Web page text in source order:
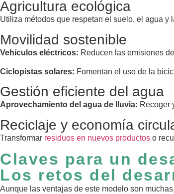
Agricultura ecológica
Utiliza métodos que respetan el suelo, el agua
Movilidad sostenible
Vehículos eléctricos: Reducen las emisiones
Ciclopistas solares: Fomentan el uso de la
Gestión eficiente del agua
Aprovechamiento del agua de lluvia: Recoger
Reciclaje y economía
Transformar residuos en nuevos productos o
Claves para un
Los retos del
Aunque las ventajas de este modelo son